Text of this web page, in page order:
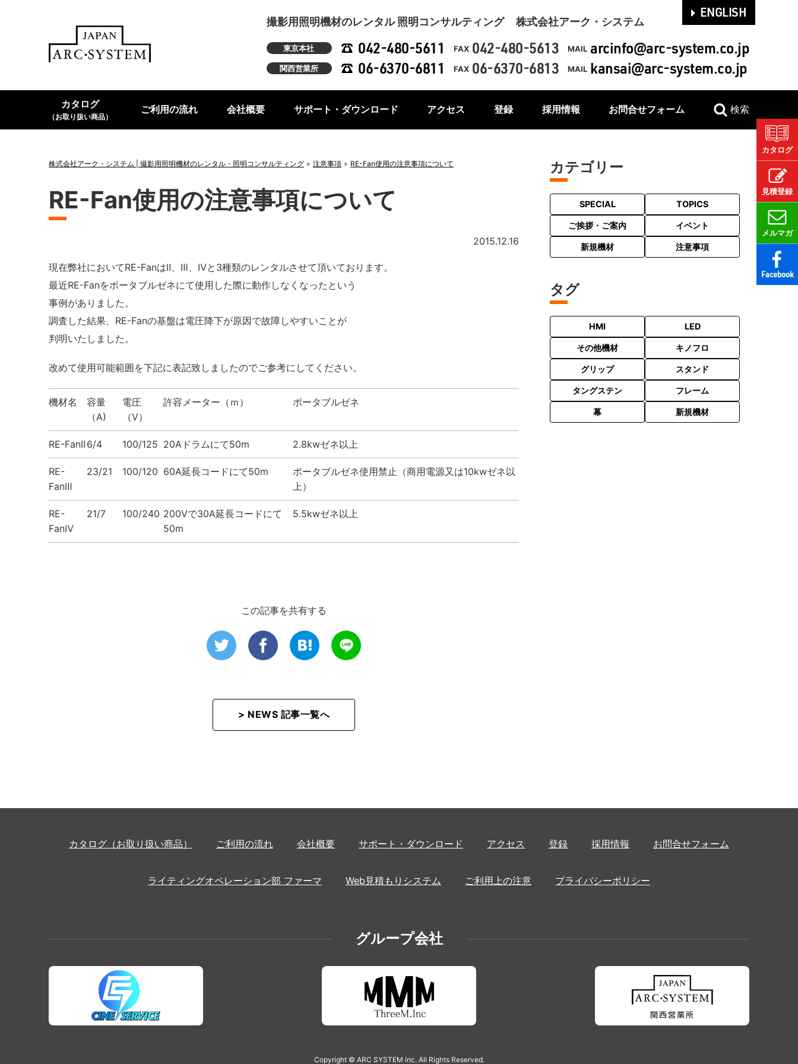
撮影用照明機材のレンタル 照明コンサルティング 株式会社アーク・システム
東京本社 042-480-5611 FAX 042-480-5613 MAIL arcinfo@arc-system.co.jp
関西営業所 06-6370-6811 FAX 06-6370-6813 MAIL kansai@arc-system.co.jp
ENGLISH
カタログ
（お取り扱い商品）
ご利用の流れ 会社概要 サポート・ダウンロード アクセス 登録 採用情報 お問合せフォーム 検索
カタログ
見積登録
メルマガ
Facebook
株式会社アーク・システム | 撮影用照明機材のレンタル・照明コンサルティング 注意事項 RE-Fan使用の注意事項について
RE-Fan使用の注意事項について
2015.12.16
現在弊社においてRE-FanはⅡ、Ⅲ、Ⅳと3種類のレンタルさせて頂いております。
最近RE-Fanをポータブルゼネにて使用した際に動作しなくなったという
事例がありました。
調査した結果、RE-Fanの基盤は電圧降下が原因で故障しやすいことが
判明いたしました。
改めて使用可能範囲を下記に表記致しましたのでご参考にしてください。
機材名
容量
（A)
電圧
（V）
許容メーター（ｍ） ポータブルゼネ
RE-FanⅡ 6/4 100/125 20Aドラムにて50m 2.8kwゼネ以上
RE-
FanⅢ
23/21 100/120 60A延長コードにて50m
ポータブルゼネ使用禁止（商用電源又は10kwゼネ以
上）
RE-
FanⅣ
21/7 100/240 200Vで30A延長コードにて
50m
5.5kwゼネ以上
この記事を共有する
> NEWS 記事一覧へ
カテゴリー
SPECIAL TOPICS
ご挨拶・ご案内 イベント
新規機材 注意事項
タグ
HMI LED
その他機材 キノフロ
グリップ スタンド
タングステン フレーム
幕 新規機材
カタログ（お取り扱い商品） ご利用の流れ 会社概要 サポート・ダウンロード アクセス 登録 採用情報 お問合せフォーム
ライティングオペレーション部 ファーマ Web見積もりシステム ご利用上の注意 プライバシーポリシー
グループ会社
Copyright © ARC SYSTEM inc. All Rights Reserved.